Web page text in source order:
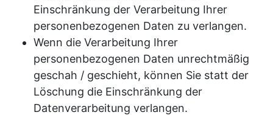
Einschränkung der Verarbeitung Ihrer
personenbezogenen Daten zu verlangen.
Wenn die Verarbeitung Ihrer
personenbezogenen Daten unrechtmäßig
geschah / geschieht, können Sie statt der
Löschung die Einschränkung der
Datenverarbeitung verlangen.